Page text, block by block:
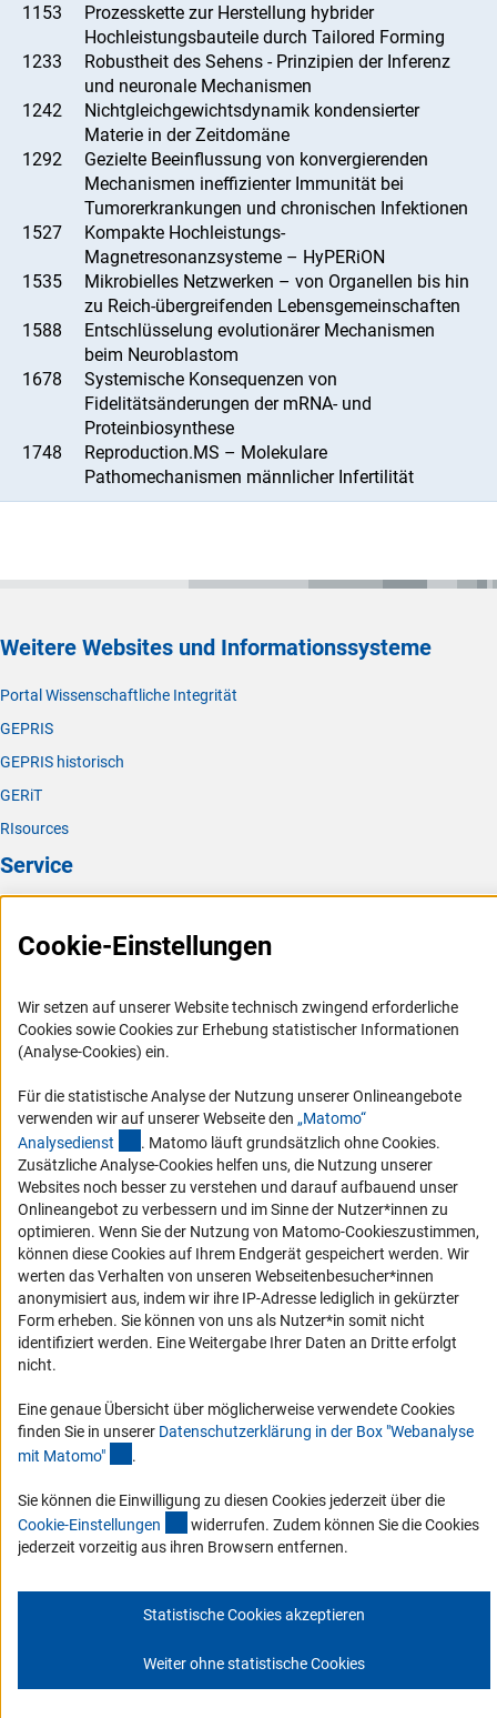
1153
Prozesskette zur Herstellung hybrider
Hochleistungsbauteile durch Tailored Forming
1233
Robustheit des Sehens - Prinzipien der Inferenz
und neuronale Mechanismen
1242
Nichtgleichgewichtsdynamik kondensierter
Materie in der Zeitdomäne
1292
Gezielte Beeinflussung von konvergierenden
Mechanismen ineffizienter Immunität bei
Tumorerkrankungen und chronischen Infektionen
1527
Kompakte Hochleistungs-
Magnetresonanzsysteme – HyPERiON
1535
Mikrobielles Netzwerken – von Organellen bis hin
zu Reich-übergreifenden Lebensgemeinschaften
1588
Entschlüsselung evolutionärer Mechanismen
beim Neuroblastom
1678
Systemische Konsequenzen von
Fidelitätsänderungen der mRNA- und
Proteinbiosynthese
1748
Reproduction.MS – Molekulare
Pathomechanismen männlicher Infertilität
Weitere Websites und Informationssysteme
Portal Wissenschaftliche Integrität
GEPRIS
GEPRIS historisch
GERiT
RIsources
Service
FAQ
Logo und Corporate Design
RSS-Feeds
Vergabeverfahren
Barrierefreiheit
Service und Informationen für Menschen mit Behinderungen
Erklärung zur Barrierefreiheit
Barriere melden
DFG-aktuell
Erhalten Sie Neuigkeiten aus der DFG direkt in Ihr Mailpostfach oder
schauen Sie sich die Ausgaben online an.
Zum Newsletter
Impressum Datenschutz Cookie-Einstellungen
Cookie-Einstellungen
Wir setzen auf unserer Website technisch zwingend erforderliche
Cookies sowie Cookies zur Erhebung statistischer Informationen
(Analyse-Cookies) ein.
Für die statistische Analyse der Nutzung unserer Onlineangebote
verwenden wir auf unserer Webseite den „Matomo“
Analysedienst (externer Link)
. Matomo läuft grundsätzlich ohne Cookies.
Zusätzliche Analyse-Cookies helfen uns, die Nutzung unserer
Websites noch besser zu verstehen und darauf aufbauend unser
Onlineangebot zu verbessern und im Sinne der Nutzer*innen zu
optimieren. Wenn Sie der Nutzung von Matomo-Cookieszustimmen,
können diese Cookies auf Ihrem Endgerät gespeichert werden. Wir
werten das Verhalten von unseren Webseitenbesucher*innen
anonymisiert aus, indem wir ihre IP-Adresse lediglich in gekürzter
Form erheben. Sie können von uns als Nutzer*in somit nicht
identifiziert werden. Eine Weitergabe Ihrer Daten an Dritte erfolgt
nicht.
Eine genaue Übersicht über möglicherweise verwendete Cookies
finden Sie in unserer Datenschutzerklärung in der Box "Webanalyse
mit Matomo" .
Sie können die Einwilligung zu diesen Cookies jederzeit über die
Cookie-Einstellungen (interner Link)
widerrufen. Zudem können Sie die Cookies
jederzeit vorzeitig aus ihren Browsern entfernen.
Statistische Cookies akzeptieren
Weiter ohne statistische Cookies